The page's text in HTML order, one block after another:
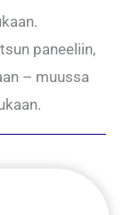
paneeliin,
– muussa